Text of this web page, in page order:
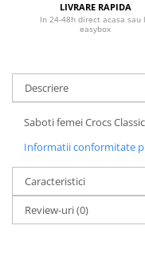
LIVRARE RAPIDA
In 24-48h direct acasa sau
easybox
Descriere
Saboti femei Crocs
Informatii conformitate
Caracteristici
Review-uri(0)